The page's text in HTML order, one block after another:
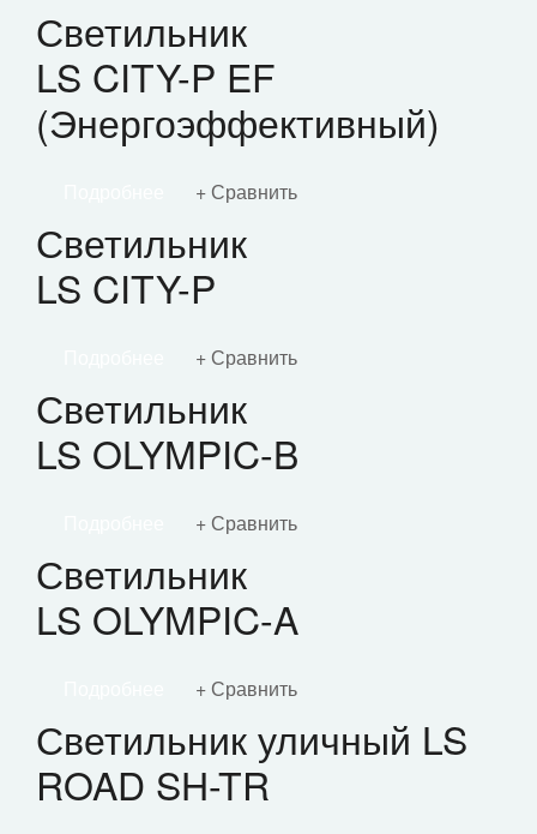
Светильник
LS CITY-P EF
(Энергоэффективный)
Сравнить
Светильник
LS CITY-P
Сравнить
Светильник
LS OLYMPIC-B
Сравнить
Светильник
LS OLYMPIC-A
Сравнить
Светильник уличный LS
ROAD SH-TR